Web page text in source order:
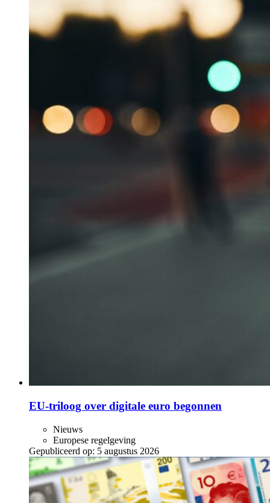
EU-triloog over digitale euro begonnen
Nieuws
Europese regelgeving
Gepubliceerd op: 5 augustus 2026